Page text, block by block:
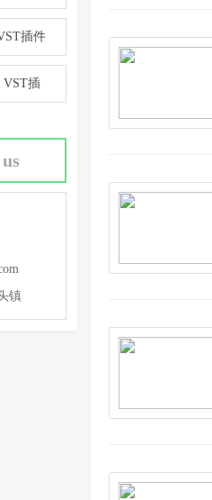
插件
VST插
镇